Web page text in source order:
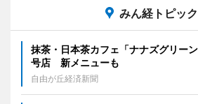
みん経トピッ
抹茶・日本茶カフェ「ナナズグリー
号店 新メニューも
自由が丘経済新聞